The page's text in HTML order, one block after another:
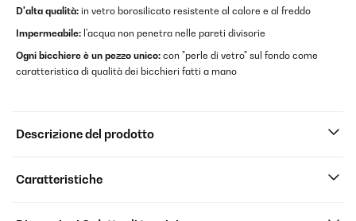
D'alta qualità: in vetro borosilicato resistente al calore e al freddo
Impermeabile: l'acqua non penetra nelle pareti divisorie
Ogni bicchiere è un pezzo unico: con "perle di vetro" sul fondo come
caratteristica di qualità dei bicchieri fatti a mano
Descrizione del prodotto
Caratteristiche